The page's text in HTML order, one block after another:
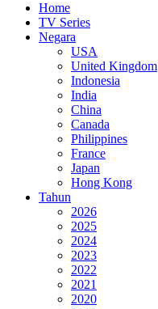
Home
TV Series
Negara
USA
United Kingdom
Indonesia
India
China
Canada
Philippines
France
Japan
Hong Kong
Tahun
2026
2025
2024
2023
2022
2021
2020